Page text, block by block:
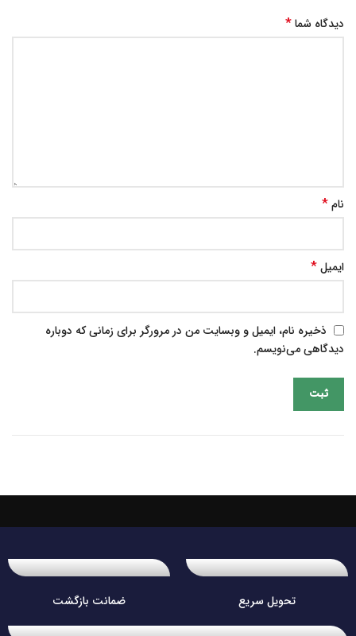
دیدگاه شما*
نام*
ایمیل*
ذخیره نام، ایمیل و وبسایت من در مرورگر برای زمانی که دوباره
دیدگاهی می‌نویسم.
تحویل سریع ضمانت بازگشت